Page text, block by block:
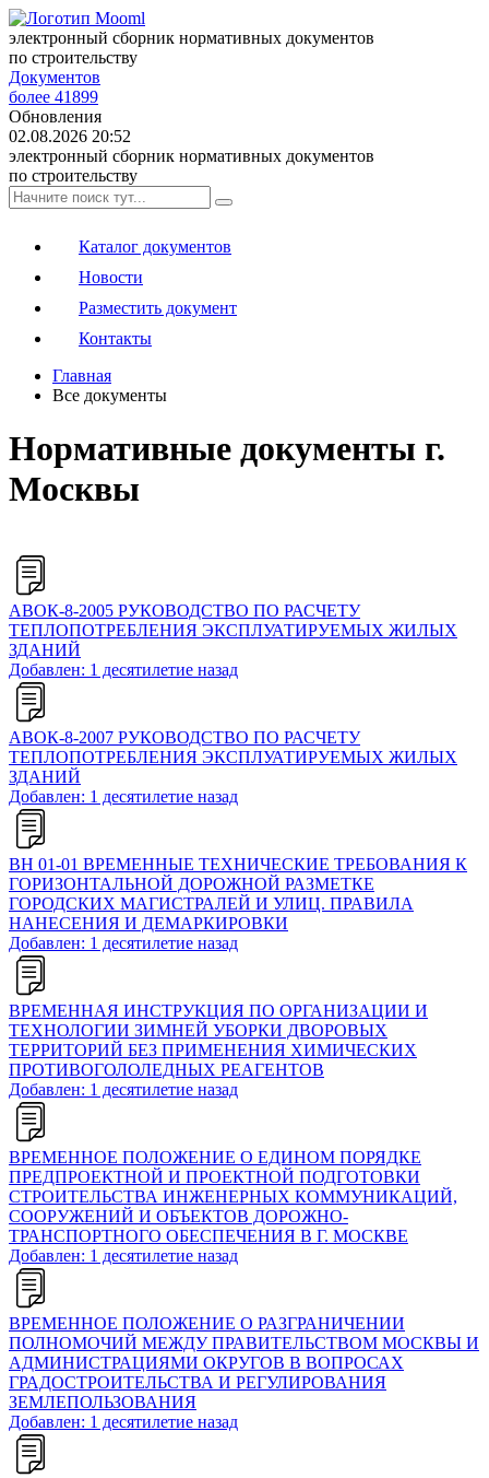
электронный сборник нормативных документов
по строительству
Документов
более 41899
Обновления
02.08.2026 20:52
электронный сборник нормативных документов
по строительству
Каталог документов
Новости
Разместить документ
Контакты
Главная
Все документы
Нормативные документы г.
Москвы
АВОК-8-2005 РУКОВОДСТВО ПО РАСЧЕТУ
ТЕПЛОПОТРЕБЛЕНИЯ ЭКСПЛУАТИРУЕМЫХ ЖИЛЫХ
ЗДАНИЙ
Добавлен: 1 десятилетие назад
АВОК-8-2007 РУКОВОДСТВО ПО РАСЧЕТУ
ТЕПЛОПОТРЕБЛЕНИЯ ЭКСПЛУАТИРУЕМЫХ ЖИЛЫХ
ЗДАНИЙ
Добавлен: 1 десятилетие назад
ВН 01-01 ВРЕМЕННЫЕ ТЕХНИЧЕСКИЕ ТРЕБОВАНИЯ К
ГОРИЗОНТАЛЬНОЙ ДОРОЖНОЙ РАЗМЕТКЕ
ГОРОДСКИХ МАГИСТРАЛЕЙ И УЛИЦ. ПРАВИЛА
НАНЕСЕНИЯ И ДЕМАРКИРОВКИ
Добавлен: 1 десятилетие назад
ВРЕМЕННАЯ ИНСТРУКЦИЯ ПО ОРГАНИЗАЦИИ И
ТЕХНОЛОГИИ ЗИМНЕЙ УБОРКИ ДВОРОВЫХ
ТЕРРИТОРИЙ БЕЗ ПРИМЕНЕНИЯ ХИМИЧЕСКИХ
ПРОТИВОГОЛОЛЕДНЫХ РЕАГЕНТОВ
Добавлен: 1 десятилетие назад
ВРЕМЕННОЕ ПОЛОЖЕНИЕ О ЕДИНОМ ПОРЯДКЕ
ПРЕДПРОЕКТНОЙ И ПРОЕКТНОЙ ПОДГОТОВКИ
СТРОИТЕЛЬСТВА ИНЖЕНЕРНЫХ КОММУНИКАЦИЙ,
СООРУЖЕНИЙ И ОБЪЕКТОВ ДОРОЖНО-
ТРАНСПОРТНОГО ОБЕСПЕЧЕНИЯ В Г. МОСКВЕ
Добавлен: 1 десятилетие назад
ВРЕМЕННОЕ ПОЛОЖЕНИЕ О РАЗГРАНИЧЕНИИ
ПОЛНОМОЧИЙ МЕЖДУ ПРАВИТЕЛЬСТВОМ МОСКВЫ И
АДМИНИСТРАЦИЯМИ ОКРУГОВ В ВОПРОСАХ
ГРАДОСТРОИТЕЛЬСТВА И РЕГУЛИРОВАНИЯ
ЗЕМЛЕПОЛЬЗОВАНИЯ
Добавлен: 1 десятилетие назад